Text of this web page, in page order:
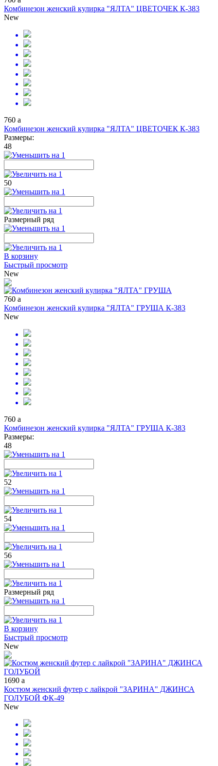
Комбинезон женский кулирка "ЯЛТА" ЦВЕТОЧЕК К-383
New
760 a
Комбинезон женский кулирка "ЯЛТА" ЦВЕТОЧЕК К-383
Размеры:
48
50
Размерный ряд
В корзину
Быстрый просмотр
New
760 a
Комбинезон женский кулирка "ЯЛТА" ГРУША К-383
New
760 a
Комбинезон женский кулирка "ЯЛТА" ГРУША К-383
Размеры:
48
52
54
56
Размерный ряд
В корзину
Быстрый просмотр
New
1690 a
Костюм женский футер с лайкрой "ЗАРИНА" ДЖИНСА
ГОЛУБОЙ ФК-49
New